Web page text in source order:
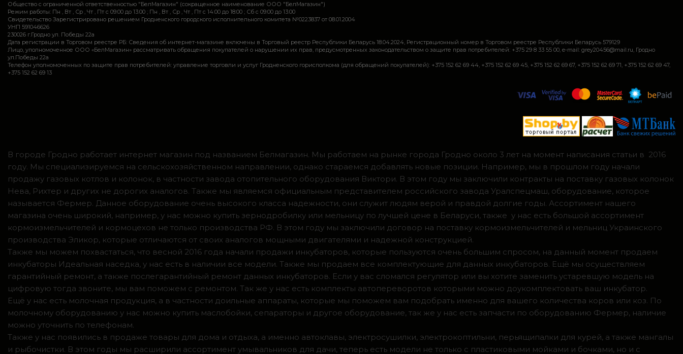
Общество с ограниченной ответственностью "БелМагазин" (сокращенное наименование ООО "БелМагазин")
Режим работы: Пн , Вт , Ср , Чт , Пт c 09:00 до 13:00 ; Пн , Вт , Ср , Чт , Пт c 14:00 до 18:00 ; Сб c 09:00 до 13:00
Свидетельство Зарегистрировано решением Гродненского городского исполнительного комитета №0223837 от 08.01.2004
УНП 591046626
230026 г.Гродно ул. Победы 22а
Дата регистрации в Торговом реестре РБ: Сведения об интернет-магазине включены в Торговый реестр Республики Беларусь 18.04.2024, Регистрационный номер в Торговом реестре Республики Беларусь 579129
Лицо, уполномоченное ООО «БелМагазин» рассматривать обращения покупателей о нарушении их прав, предусмотренных законодательством о защите прав потребителей: +375 29 8 33 55 00, e-mail: grey20456@mail.ru, Гродно
ул.Победы 22а
Телефон уполномоченных по защите прав потребителей: управление торговли и услуг Гродненского горисполкома (для обращений покупателей): +375 152 62 69 44, +375 152 62 69 45, +375 152 62 69 67, +375 152 62 69 71, +375 152 62 69 47,
+375 152 62 69 13
В городе Гродно работает интернет магазин под названием Белмагазин. Мы работаем на рынке города Гродно около 3 лет на момент написания статьи в 2016
году. Мы специализируемся на сельскохозяйственном направлении, однако стараемся добавлять новые позиции. Например, мы в прошлом году начали
продажу газовых котлов и колонок, в частности завода отопительного оборудования Виктори. В этом году мы заключили контракты на поставку газовых колонок
Нева, Рихтер и других не дорогих аналогов. Также мы являемся официальным представителем российского завода Уралспецмаш, оборудование, которое
называется Фермер. Данное оборудование очень высокого класса надежности, они служит людям верой и правдой долгие годы. Ассортимент нашего
магазина очень широкий, например, у нас можно купить зернодробилку или мельницу по лучшей цене в Беларуси, также у нас есть большой ассортимент
кормоизмельчителей и кормоцехов не только производства РФ. В этом году мы заключили договор на поставку кормоизмельчителей и мельниц Украинского
производства Эликор, которые отличаются от своих аналогов мощными двигателями и надежной конструкцией.
Также мы можем похвастаться, что весной 2016 года начали продажи инкубаторов, которые пользуются очень большим спросом, на данный момент продаем
инкубаторы Идеальная наседка, у нас есть в наличии все модели. Также мы продаем все комплектующие для данных инкубаторов. Ещё мы осуществляем
гарантийный ремонт, а также послегарантийный ремонт данных инкубаторов. Если у вас сломался регулятор или вы хотите заменить устаревшую модель на
цифровую тогда звоните, мы вам поможем с ремонтом. Так же у нас есть комплекты автопереворотов которыми можно доукомплектовать ваш инкубатор.
Ещё у нас есть молочная продукция, а в частности доильные аппараты, которые мы поможем вам подобрать именно для вашего количества коров или коз. По
молочному оборудованию у нас можно купить маслобойки, сепараторы и другое оборудование, так же у нас есть запчасти по оборудованию Фермер, наличие
можно уточнить по телефонам.
Также у нас появились в продаже товары для дома и отдыха, а именно автоклавы, электросушилки, электрокоптильни, перьящипалки для курей, а также мангалы
и рыбочистки. В этом годы мы расширили ассортимент умывальников для дачи, теперь есть модели не только с пластиковыми мойками и бочками, но и с